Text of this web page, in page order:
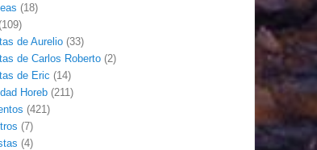
(18)
(109)
de Aurelio(33)
de Carlos Roberto(2)
de Eric (14)
Horeb (211)
(421)
(7)
(4)